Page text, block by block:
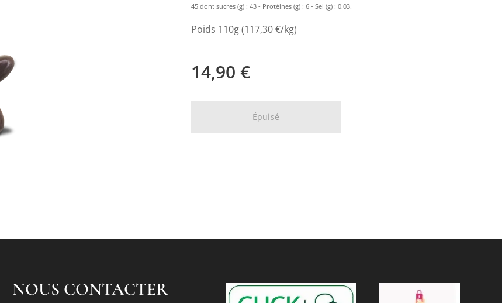
45 dont sucres (g) : 43 - Protéines (g) : 6 - Sel (g) : 0.03.
Poids 110g (117,30 €/kg)
14,90 €
Épuisé
NOUS CONTACTER